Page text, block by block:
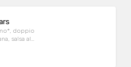
doppio
salsa al
senapata